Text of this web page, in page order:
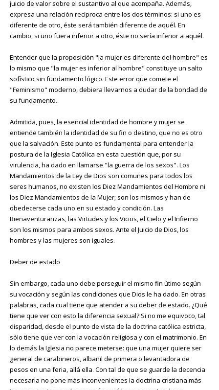
juicio de valor sobre el sustantivo al que acompaña. Además,
expresa una relación recíproca entre los dos términos: si uno es
diferente de otro, éste será también diferente de aquél. En
cambio, si uno fuera inferior a otro, éste no sería inferior a aquél.
Entender que la proposición "la mujer es diferente del hombre" es
lo mismo que "la mujer es inferior al hombre" constituye un salto
sofístico sin fundamento lógico. Este error que comete el
"Feminismo" moderno, debiera llevarnos a dudar de la bondad de
su fundamento.
Admitida, pues, la esencial identidad de hombre y mujer se
entiende también la identidad de su fin o destino, que no es otro
que la salvación. Este punto es fundamental para entender la
postura de la Iglesia Católica en esta cuestión que, por su
virulencia, ha dado en llamarse "la guerra de los sexos". Los
Mandamientos de la Ley de Dios son comunes para todos los
seres humanos, no existen los Diez Mandamientos del Hombre ni
los Diez Mandamientos de la Mujer; son los mismos y han de
obedecerse cada uno en su estado y condición. Las
Bienaventuranzas, las Virtudes y los Vicios, el Cielo y el Infierno
son los mismos para ambos sexos. Ante el Juicio de Dios, los
hombres y las mujeres son iguales.
Deber de estado
Sin embargo, cada uno debe perseguir el mismo fin útimo según
su vocación y según las condiciones que Dios le ha dado. En otras
palabras, cada cual tiene que atender a su deber de estado. ¿Qué
tiene que ver con esto la diferencia sexual? Si no me equivoco, tal
disparidad, desde el punto de vista de la doctrina católica estricta,
sólo tiene que ver con la vocación religiosa y con el matrimonio. En
lo demás la Iglesia no parece meterse: que una mujer quiere ser
general de carabineros, albañil de primera o levantadora de
pesos en una feria, allá ella. Con tal de que se guarde la decencia
necesaria no pone más inconvenientes la doctrina cristiana más